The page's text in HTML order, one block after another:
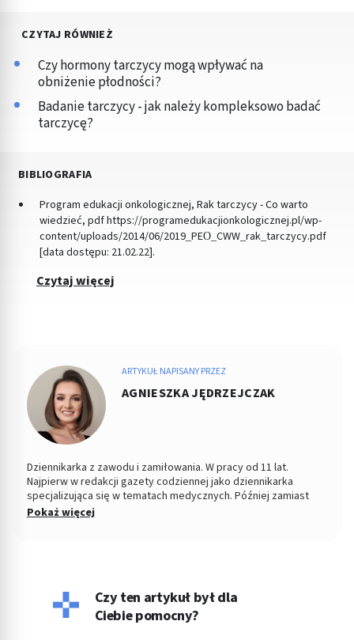
CZYTAJ RÓWNIEŻ
Czy hormony tarczycy mogą wpływać na
obniżenie płodności?
Badanie tarczycy - jak należy kompleksowo badać
tarczycę?
BIBLIOGRAFIA
Program edukacji onkologicznej, Rak tarczycy - Co warto
wiedzieć, pdf https://programedukacjionkologicznej.pl/wp-
content/uploads/2014/06/2019_PEO_CWW_rak_tarczycy.pdf
[data dostępu: 21.02.22].
Czytaj więcej
ARTYKUŁ NAPISANY PRZEZ
AGNIESZKA JĘDRZEJCZAK
Dziennikarka z zawodu i zamiłowania. W pracy od 11 lat.
Najpierw w redakcji gazety codziennej jako dziennikarka
specjalizująca się w tematach medycznych. Później zamiast
słowa pisanego - mówione. W redakcji telewizji jako
Pokaż więcej
Czy ten artykuł był dla
Ciebie pomocny?